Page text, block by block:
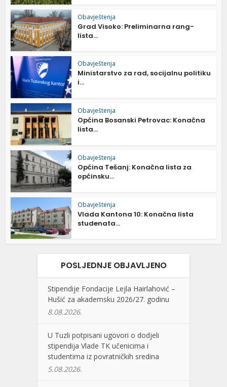
Obavještenja
Grad Visoko: Preliminarna rang-
lista...
Obavještenja
Ministarstvo za rad, socijalnu politiku
i...
Obavještenja
Općina Bosanski Petrovac: Konačna
lista...
Obavještenja
Općina Tešanj: Konačna lista za
općinsku...
Obavještenja
Vlada Kantona 10: Konačna lista
studenata...
POSLJEDNJE OBJAVLJENO
Stipendije Fondacije Lejla Hairlahović –
Hušić za akademsku 2026/27. godinu
8.08.2026.
U Tuzli potpisani ugovori o dodjeli
stipendija Vlade TK učenicima i
studentima iz povratničkih sredina
5.08.2026.